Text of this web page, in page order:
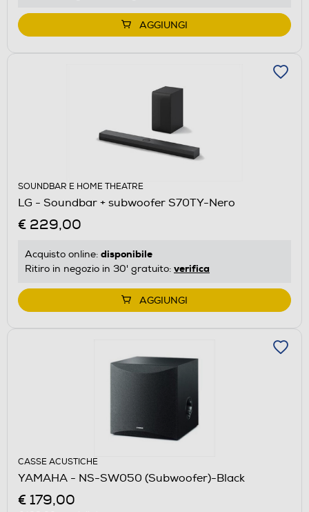
AGGIUNGI
SOUNDBAR E HOME THEATRE
LG - Soundbar + subwoofer S70TY-Nero
€ 229,00
Acquisto online: disponibile
Ritiro in negozio in 30' gratuito: verifica
AGGIUNGI
CASSE ACUSTICHE
YAMAHA - NS-SW050 (Subwoofer)-Black
€ 179,00